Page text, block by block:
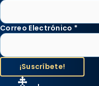
Correo Electrónico *